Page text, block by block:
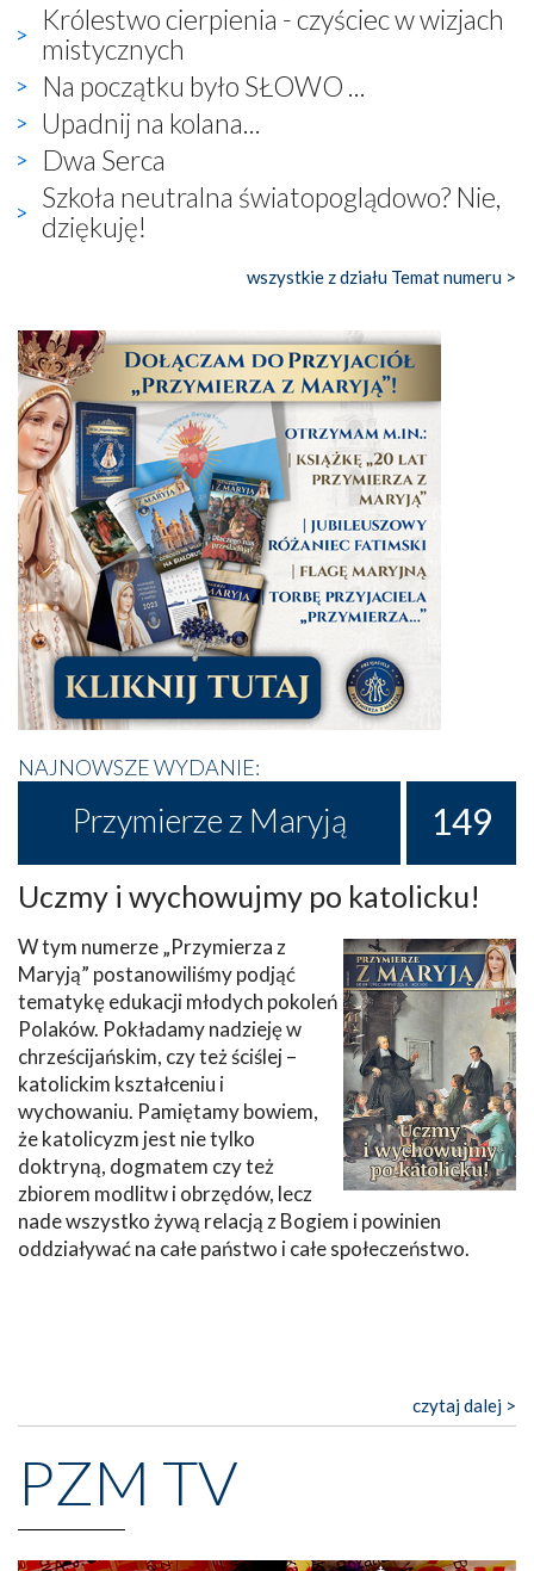
Królestwo cierpienia - czyściec w wizjach
mistycznych
Na początku było SŁOWO ...
Upadnij na kolana...
Dwa Serca
Szkoła neutralna światopoglądowo? Nie,
dziękuję!
wszystkie z działu Temat numeru >
NAJNOWSZE WYDANIE:
Przymierze z Maryją 149
Uczmy i wychowujmy po katolicku!
W tym numerze „Przymierza z
Maryją” postanowiliśmy podjąć
tematykę edukacji młodych pokoleń
Polaków. Pokładamy nadzieję w
chrześcijańskim, czy też ściślej –
katolickim kształceniu i
wychowaniu. Pamiętamy bowiem,
że katolicyzm jest nie tylko
doktryną, dogmatem czy też
zbiorem modlitw i obrzędów, lecz
nade wszystko żywą relacją z Bogiem i powinien
oddziaływać na całe państwo i całe społeczeństwo.
czytaj dalej >
PZM TV